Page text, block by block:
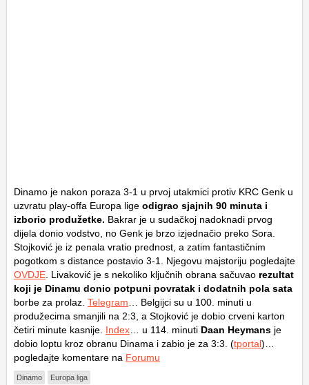
Dinamo je nakon poraza 3-1 u prvoj utakmici protiv KRC Genk u
uzvratu play-offa Europa lige odigrao sjajnih 90 minuta i
izborio produžetke. Bakrar je u sudačkoj nadoknadi prvog
dijela donio vodstvo, no Genk je brzo izjednačio preko Sora.
Stojković je iz penala vratio prednost, a zatim fantastičnim
pogotkom s distance postavio 3-1. Njegovu majstoriju pogledajte
OVDJE . Livaković je s nekoliko ključnih obrana sačuvao rezultat
koji je Dinamu donio potpuni povratak i dodatnih pola sata
borbe za prolaz. Telegram … Belgijci su u 100. minuti u
produžecima smanjili na 2:3, a Stojković je dobio crveni karton
četiri minute kasnije. Index … u 114. minuti Daan Heymans je
dobio loptu kroz obranu Dinama i zabio je za 3:3. (tportal)…
pogledajte komentare na Forumu
Dinamo Europa liga